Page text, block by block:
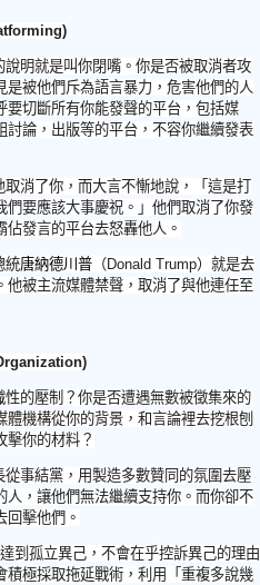
說明就是叫你閉嘴。你是否被取消者攻
是被他們斥為語言暴力，危害他們的人
要切斷所有你能發聲的平台，包括媒
討論，出版等的平台，不容你繼續發表
取消了你，而大言不慚地說，「這是打
們要應該大事慶祝。」他們取消了你發
發言的平台去怒轟他人。
統唐納德川普 （Donald Trump）就是去
他被主流媒體禁聲，取消了與他連任至
性的壓制 ？你是否遭遇無數被徵集來的
體機構從你的背景，和言論裡去挖根刨
擊你的材料？
從事結黨，用製造多數贊同的氛圍去壓
人，讓他們無法繼續支持你。而你卻不
回擊他們。
到孤立異己，不會在乎控訴異己的理由
積極採取拖延戰術，利用「重複多說幾